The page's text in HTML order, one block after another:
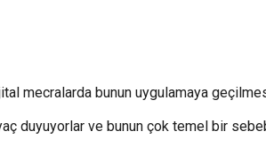
mecralarda bunun uygulamaya
duyuyorlar ve bunun çok temel bir